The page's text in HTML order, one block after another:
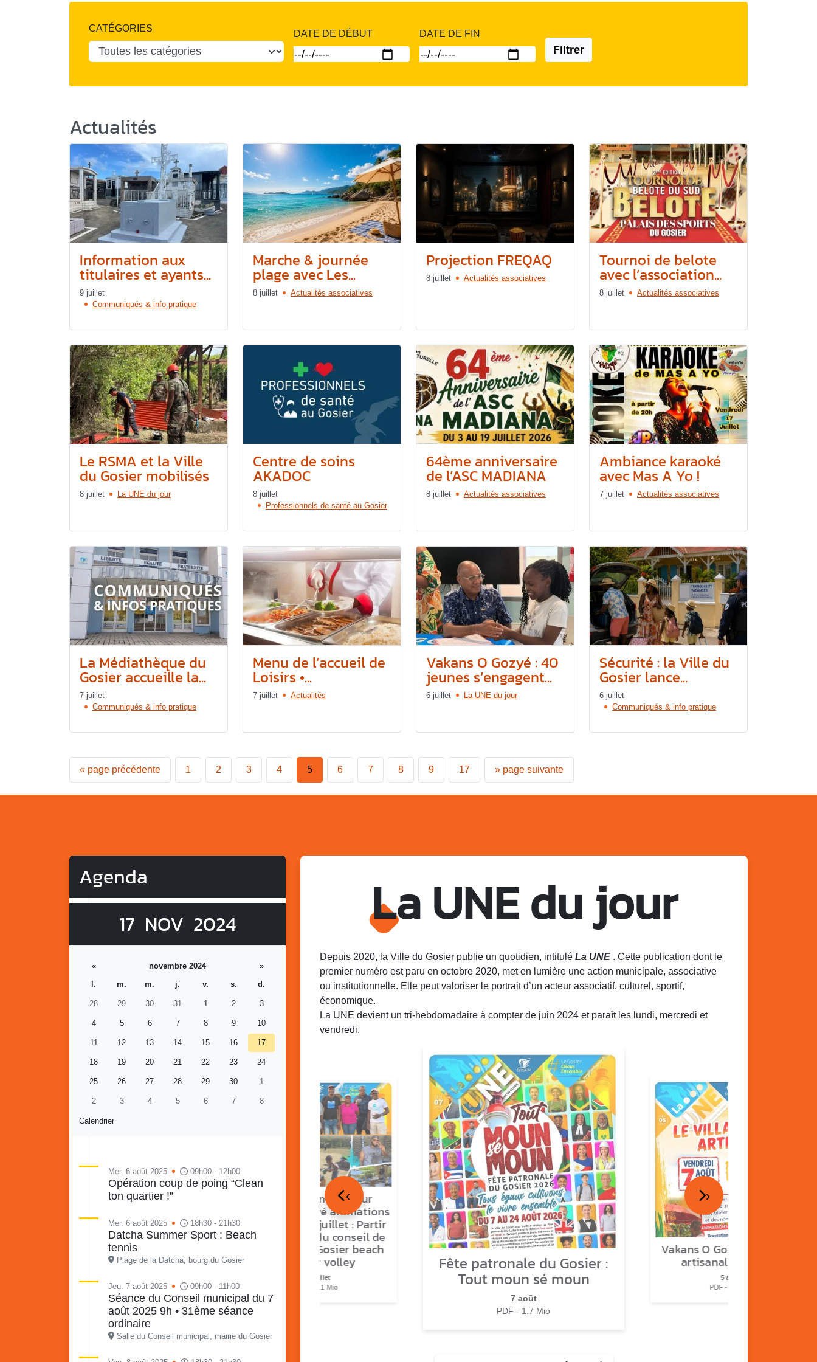
CATÉGORIES
DATE DE DÉBUT DATE DE FIN
Filtrer
Actualités
Information aux
titulaires et ayants...
9 juillet
Communiqués & info pratique
Marche & journée
plage avec Les...
8 juillet Actualités associatives
Projection FREQAQ
8 juillet Actualités associatives
Tournoi de belote
avec l’association...
8 juillet Actualités associatives
Le RSMA et la Ville
du Gosier mobilisés
8 juillet La UNE du jour
Centre de soins
AKADOC
8 juillet
Professionnels de santé au Gosier
64ème anniversaire
de l’ASC MADIANA
8 juillet Actualités associatives
Ambiance karaoké
avec Mas A Yo !
7 juillet Actualités associatives
La Médiathèque du
Gosier accueille la...
7 juillet
Communiqués & info pratique
Menu de l’accueil de
Loisirs •...
7 juillet Actualités
Vakans O Gozyé : 40
jeunes s’engagent...
6 juillet La UNE du jour
Sécurité : la Ville du
Gosier lance...
6 juillet
Communiqués & info pratique
« page précédente 1 2 3 4 5 6 7 8 9 17 » page suivante
Agenda
17 NOV 2024
Calendrier
« novembre 2024
»
l.
m. m. j. v. s. d.
28 29 30 31 1 2 3
4 5 6 7 8 9 10
11 12 13 14 15 16 17
18 19 20 21 22 23 24
25 26 27 28 29 30 1
2 3 4 5 6 7 8
Mer. 6 août 2025 09h00 - 12h00
Opération coup de poing “Clean
ton quartier !”
Mer. 6 août 2025 18h30 - 21h30
Datcha Summer Sport : Beach
tennis
Plage de la Datcha, bourg du Gosier
Jeu. 7 août 2025 09h00 - 11h00
Séance du Conseil municipal du 7
août 2025 9h • 31ème séance
ordinaire
Salle du Conseil municipal, mairie du Gosier
La UNE du jour
Depuis 2020, la Ville du Gosier publie un quotidien, intitulé La UNE . Cette publication dont le
premier numéro est paru en octobre 2020, met en lumière une action municipale, associative
ou institutionnelle. Elle peut valoriser le portrait d’un acteur associatif, culturel, sportif,
économique.
La UNE devient un tri-hebdomadaire à compter de juin 2024 et paraît les lundi, mercredi et
vendredi.
Vakans o Gozyé : Gosier
Lanta
PDF - 1.6 Mio
Retour en images sur
Vakans O Gozyé animations
du samedi 18 juillet : Partir
en livre, fête du conseil de
quartier n°3, Gosier beach
summer volley
23 juillet
PDF - 5.1 Mio
Fête patronale du Gosier :
Tout moun sé moun
7 août
PDF - 1.7 Mio
Vakans O Gozyé : le village
artisanal du Gosier
5 août
PDF - 1.2 Mio
‹ ›